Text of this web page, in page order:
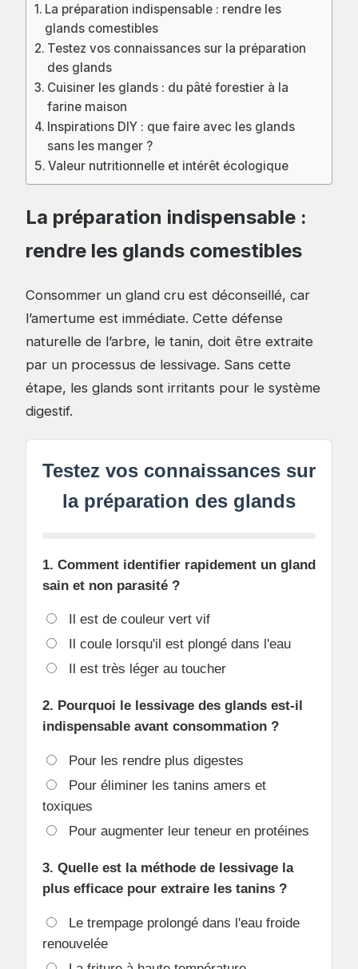
La préparation indispensable : rendre les
glands comestibles
Testez vos connaissances sur la préparation
des glands
Cuisiner les glands : du pâté forestier à la
farine maison
Inspirations DIY : que faire avec les glands
sans les manger ?
Valeur nutritionnelle et intérêt écologique
La préparation indispensable :
rendre les glands comestibles
Consommer un gland cru est déconseillé, car
l’amertume est immédiate. Cette défense
naturelle de l’arbre, le tanin, doit être extraite
par un processus de lessivage. Sans cette
étape, les glands sont irritants pour le système
digestif.
Testez vos connaissances sur
la préparation des glands
1. Comment identifier rapidement un gland
sain et non parasité ?
Il est de couleur vert vif
Il coule lorsqu'il est plongé dans l'eau
Il est très léger au toucher
2. Pourquoi le lessivage des glands est-il
indispensable avant consommation ?
Pour les rendre plus digestes
Pour éliminer les tanins amers et
toxiques
Pour augmenter leur teneur en protéines
3. Quelle est la méthode de lessivage la
plus efficace pour extraire les tanins ?
Le trempage prolongé dans l'eau froide
renouvelée